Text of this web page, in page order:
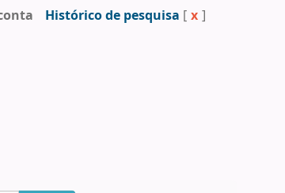
Histórico de pesquisa [ x ]